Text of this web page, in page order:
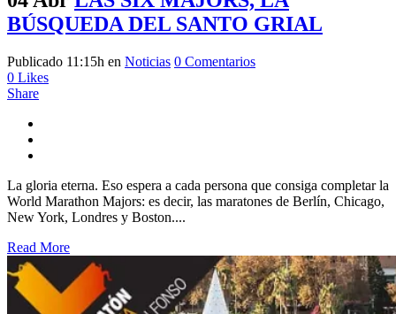
BÚSQUEDA DEL SANTO GRIAL
Publicado 11:15h en Noticias 0 Comentarios
0 Likes
Share
La gloria eterna. Eso espera a cada persona que consiga completar la
World Marathon Majors: es decir, las maratones de Berlín, Chicago,
New York, Londres y Boston....
Read More